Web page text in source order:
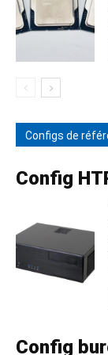
Configs de
Config
Config